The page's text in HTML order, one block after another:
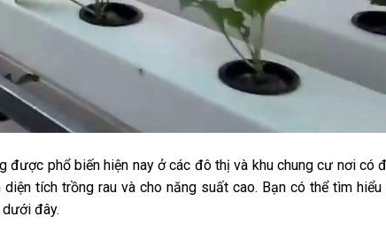
được phổ biến hiện nay ở các đô thị và khu chung cư nơi có
tích trồng rau và cho năng suất cao. Bạn có thể tìm
đây.